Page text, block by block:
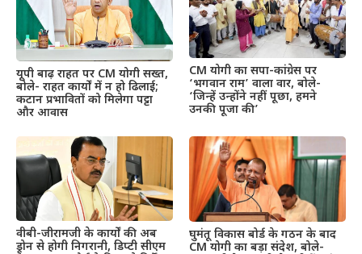
यूपी बाढ़ राहत पर CM योगी सख्त,
बोले- राहत कार्यों में न हो ढिलाई;
कटान प्रभावितों को मिलेगा पट्टा
और आवास
CM योगी का सपा-कांग्रेस पर
‘भगवान राम’ वाला वार, बोले-
‘जिन्हें उन्होंने नहीं पूछा, हमने
उनकी पूजा की’
वीबी-जीरामजी के कार्यों की अब
ड्रोन से होगी निगरानी, डिप्टी सीएम
घुमंतू विकास बोर्ड के गठन के बाद
CM योगी का बड़ा संदेश, बोले-